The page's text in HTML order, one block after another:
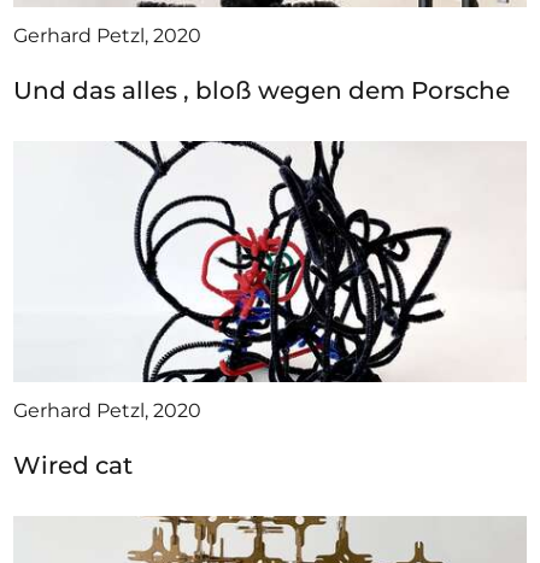
Gerhard Petzl, 2020
Und das alles , bloß wegen dem Porsche
Gerhard Petzl, 2020
Wired cat